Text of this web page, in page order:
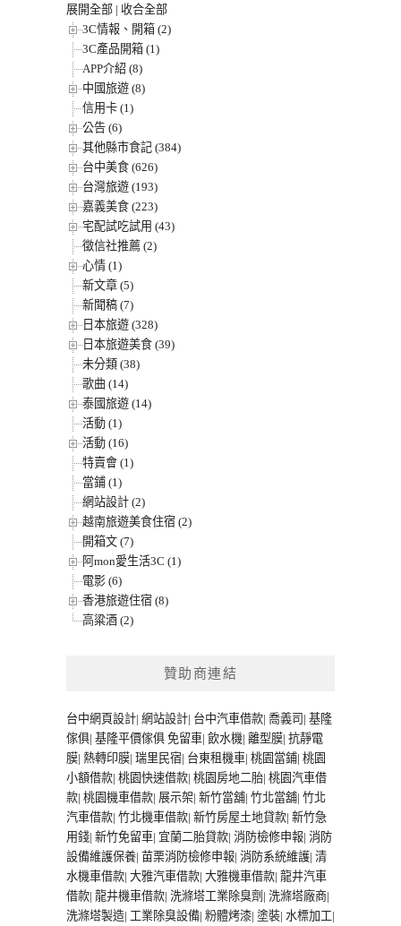
展開全部 | 收合全部
3C情報、開箱 (2)
3C產品開箱 (1)
APP介紹 (8)
中國旅遊 (8)
信用卡 (1)
公告 (6)
其他縣市食記 (384)
台中美食 (626)
台灣旅遊 (193)
嘉義美食 (223)
宅配試吃試用 (43)
徵信社推薦 (2)
心情 (1)
新文章 (5)
新聞稿 (7)
日本旅遊 (328)
日本旅遊美食 (39)
未分類 (38)
歌曲 (14)
泰國旅遊 (14)
活動 (1)
活動 (16)
特賣會 (1)
當鋪 (1)
網站設計 (2)
越南旅遊美食住宿 (2)
開箱文 (7)
阿mon愛生活3C (1)
電影 (6)
香港旅遊住宿 (8)
高粱酒 (2)
贊助商連結
台中網頁設計| 網站設計| 台中汽車借款| 喬義司 | 基隆
傢俱| 基隆平價傢俱 免留車| 飲水機| 離型膜| 抗靜電
膜| 熱轉印膜| 瑞里民宿| 台東租機車| 桃園當鋪| 桃園
小額借款| 桃園快速借款| 桃園房地二胎| 桃園汽車借
款| 桃園機車借款| 展示架| 新竹當舖| 竹北當舖| 竹北
汽車借款| 竹北機車借款| 新竹房屋土地貸款| 新竹急
用錢| 新竹免留車| 宜蘭二胎貸款| 消防檢修申報| 消防
設備維護保養| 苗栗消防檢修申報| 消防系統維護| 清
水機車借款| 大雅汽車借款| 大雅機車借款| 龍井汽車
借款| 龍井機車借款| 洗滌塔工業除臭劑 | 洗滌塔廠商|
洗滌塔製造| 工業除臭設備| 粉體烤漆| 塗裝| 水標加工|